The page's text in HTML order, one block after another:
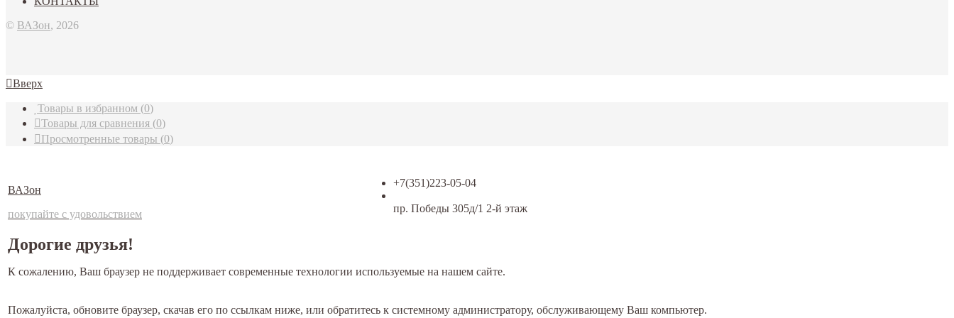
© ВАЗон, 2026
Вверх
Товары в избранном (0)
Товары для сравнения (0)
Просмотренные товары (0)
ВАЗон
покупайте с удовольствием
+7(351)223-05-04
пр. Победы 305д/1 2-й этаж
Дорогие друзья!
К сожалению, Ваш браузер не поддерживает современные технологии используемые на нашем сайте.
Пожалуйста, обновите браузер, скачав его по ссылкам ниже, или обратитесь к системному администратору, обслуживающему Ваш компьютер.